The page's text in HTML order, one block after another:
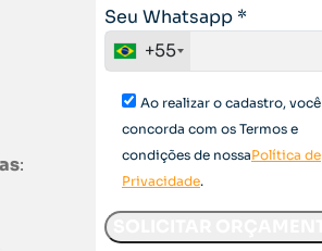
:
Seu Whatsapp *
+55
Ao realizar o cadastro, você
concorda com os Termos e
condições de nossaPolítica de
Privacidade.